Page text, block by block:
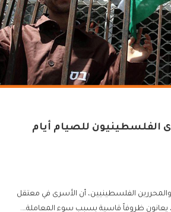
الفلسطينيون للصيام أيام
الفلسطينيين، أن الأسرى في معتقل
يعانون ظروفاً قاسية بسبب سوء المعاملة….